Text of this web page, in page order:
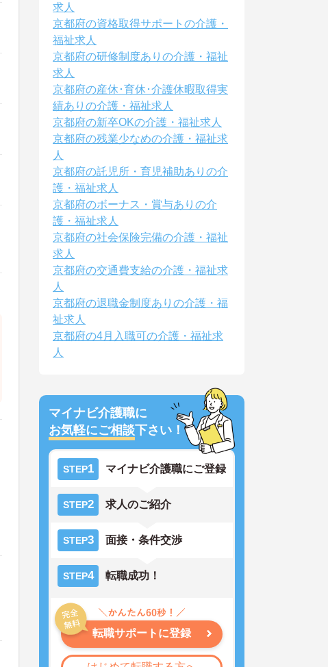
求人
京都府の資格取得サポートの介護・
福祉求人
京都府の研修制度ありの介護・福祉
求人
京都府の産休･育休･介護休暇取得実
績ありの介護・福祉求人
京都府の新卒OKの介護・福祉求人
京都府の残業少なめの介護・福祉求
人
京都府の託児所・育児補助ありの介
護・福祉求人
京都府のボーナス・賞与ありの介
護・福祉求人
京都府の社会保険完備の介護・福祉
求人
京都府の交通費支給の介護・福祉求
人
京都府の退職金制度ありの介護・福
祉求人
京都府の4月入職可の介護・福祉求
人
マイナビ介護職に
お気軽にご相談下さい！
STEP1 マイナビ介護職にご登録
STEP2 求人のご紹介
STEP3 面接・条件交渉
STEP4 転職成功！
転職サポートに登録